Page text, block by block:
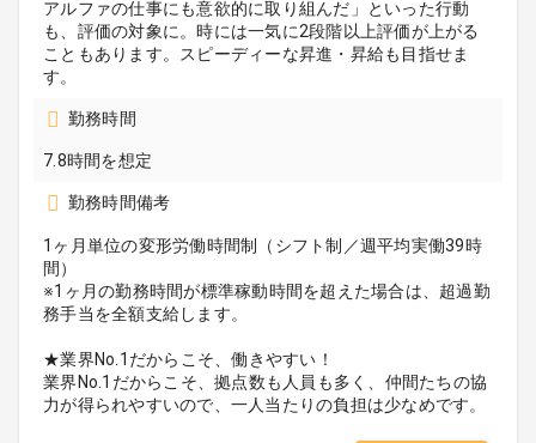
アルファの仕事にも意欲的に取り組んだ」といった行動
も、評価の対象に。時には一気に2段階以上評価が上がる
こともあります。スピーディーな昇進・昇給も目指せま
す。
勤務時間
7.8時間を想定
勤務時間備考
1ヶ月単位の変形労働時間制（シフト制／週平均実働39時
間）
※1ヶ月の勤務時間が標準稼動時間を超えた場合は、超過勤
務手当を全額支給します。
★業界No.1だからこそ、働きやすい！
業界No.1だからこそ、拠点数も人員も多く、仲間たちの協
力が得られやすいので、一人当たりの負担は少なめです。